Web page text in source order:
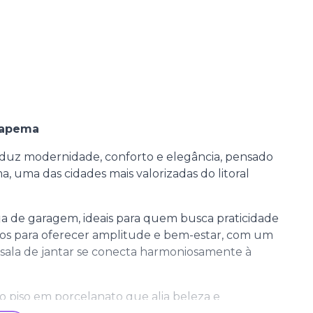
modernidade, conforto e elegância, pensado
uma das cidades mais valorizadas do litoral
de garagem, ideais para quem busca praticidade
para oferecer amplitude e bem-estar, com um
de jantar se conecta harmoniosamente à
piso em porcelanato que alia beleza e